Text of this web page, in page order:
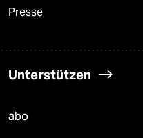
Presse
Unterstützen
abo